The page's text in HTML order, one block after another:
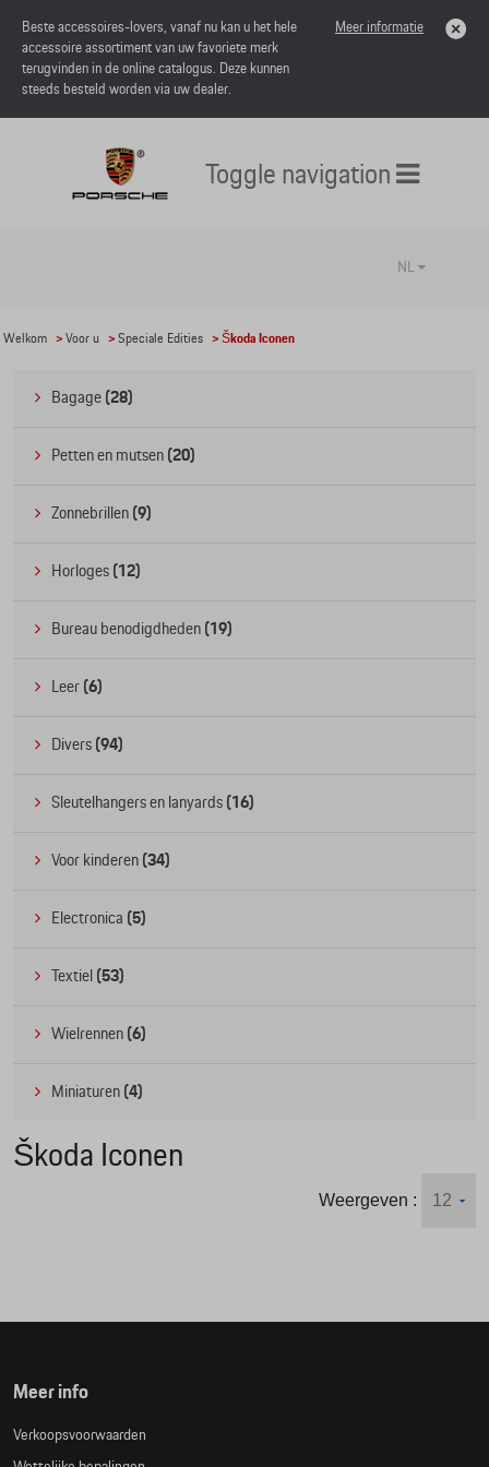
Beste accessoires-lovers, vanaf nu kan u het hele
accessoire assortiment van uw favoriete merk
terugvinden in de online catalogus. Deze kunnen
steeds besteld worden via uw dealer.
Meer informatie
Toggle navigation
NL
Welkom >Voor u >Speciale Edities > Škoda Iconen
Bagage (28)
Petten en mutsen (20)
Zonnebrillen (9)
Horloges (12)
Bureau benodigdheden (19)
Leer (6)
Divers (94)
Sleutelhangers en lanyards (16)
Voor kinderen (34)
Electronica (5)
Textiel (53)
Wielrennen (6)
Miniaturen (4)
Škoda Iconen
Weergeven :
Meer info
Verkoopsvoorwaarden